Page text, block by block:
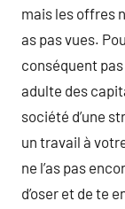
mais les offres
as pas vues.
conséquent
adulte des
société d’une
un travail à
ne l’as pas
d’oser et de te